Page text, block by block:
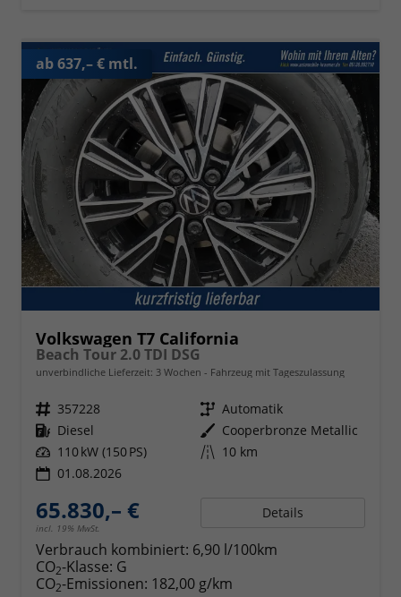
ab 637,– € mtl.
Volkswagen T7 California
Beach Tour 2.0 TDI DSG
unverbindliche Lieferzeit: 3 Wochen Fahrzeug mit Tageszulassung
Fahrzeugnr. 357228 Getriebe Automatik
Kraftstoff Diesel Außenfarbe Cooperbronze Metallic
Leistung 110 kW (150 PS) Kilometerstand 10 km
01.08.2026
65.830,– €
incl. 19% MwSt.
Details
Verbrauch kombiniert: 6,90 l/100km
CO2-Klasse: G
CO2-Emissionen: 182,00 g/km